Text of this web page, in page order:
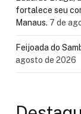
fortalece seu
Manaus. 7 de
Feijoada do
agosto de 2026